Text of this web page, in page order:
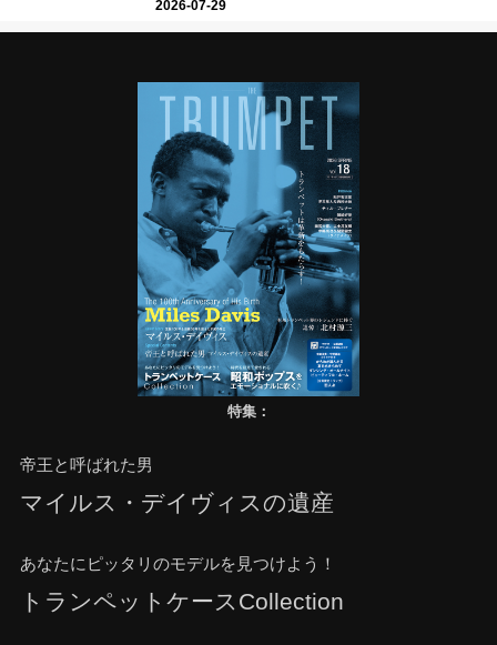
2026-07-29
特集：
帝王と呼ばれた男
マイルス・デイヴィスの遺産
あなたにピッタリのモデルを見つけよう！
トランペットケースCollection